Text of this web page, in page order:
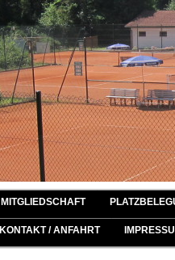
MITGLIEDSCHAFT
KONTAKT / ANFAHRT